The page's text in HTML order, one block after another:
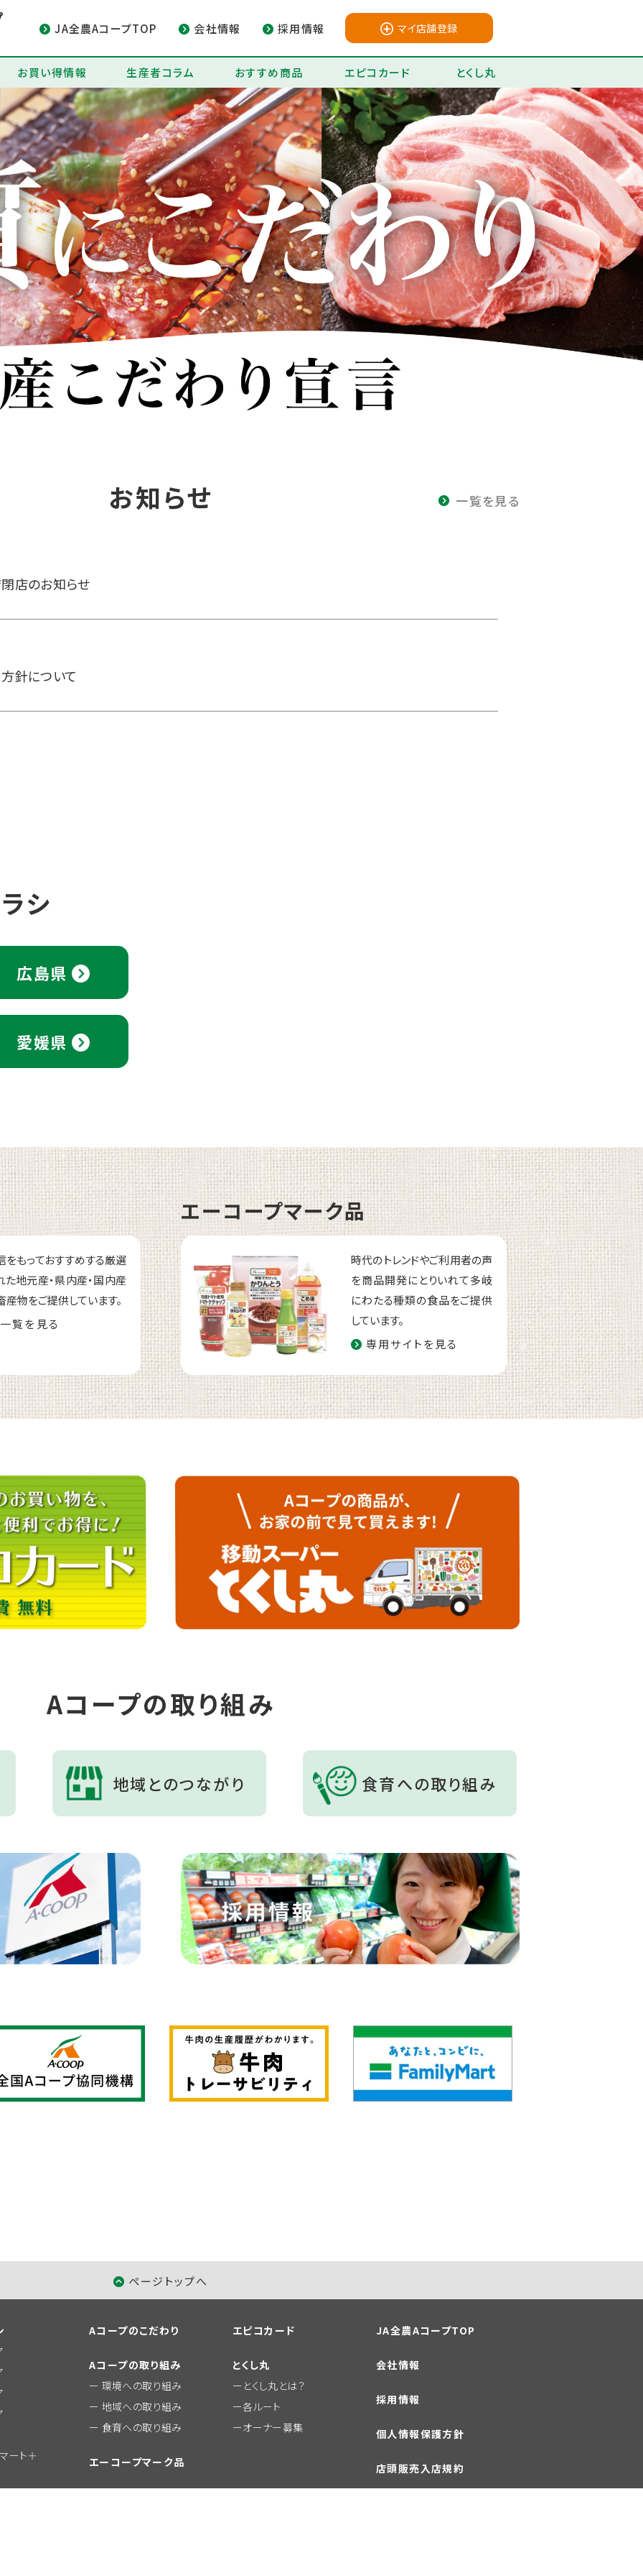
JA全農AコープTOP 会社情報 採用情報 マイ店舗登録
お買い得情報 生産者コラム おすすめ商品 エピコカード とくし丸
お知らせ
店のお知らせ
針について
一覧を見る
シ
広島県
愛媛県
をもっておすすめする厳選
た地元産・県内産・国内産
産物をご提供しています。
一覧を見る
エーコープマーク品
時代のトレンドやご利用者の声
を商品開発にとりいれて多岐
にわたる種類の食品をご提供
しています。
専用サイトを見る
Aコープの取り組み
地域とのつながり 食育への取り組み
ページトップへ
ート＋
Aコープのこだわり
Aコープの取り組み
環境への取り組み
地域への取り組み
食育への取り組み
エーコープマーク品
エピコカード
とくし丸
とくし丸とは？
各ルート
オーナー募集
JA全農AコープTOP
会社情報
採用情報
個人情報保護方針
店頭販売入店規約